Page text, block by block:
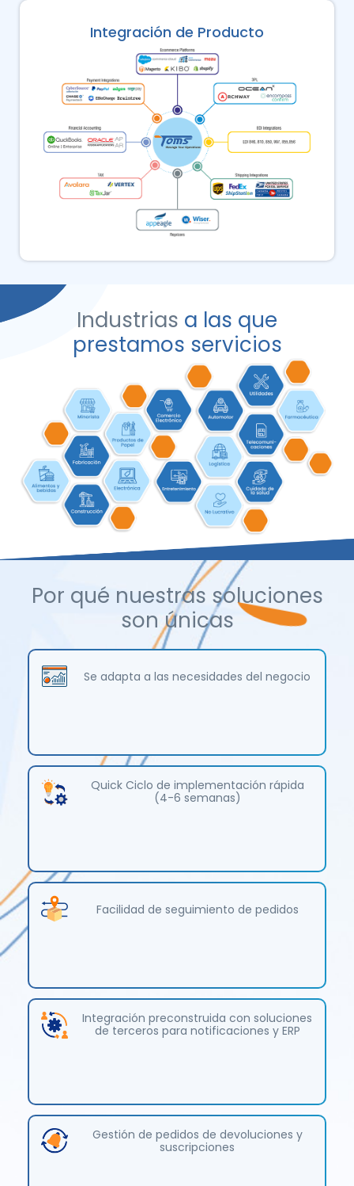
Integración de Producto
Industrias a las que
prestamos servicios
Por qué nuestras soluciones
son únicas
Se adapta a las necesidades del negocio
Quick Ciclo de implementación rápida
(4-6 semanas)
Facilidad de seguimiento de pedidos
Integración preconstruida con soluciones
de terceros para notificaciones y ERP
Gestión de pedidos de devoluciones y
suscripciones